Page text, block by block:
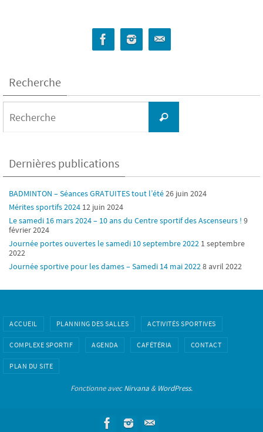
Recherche
Recherche
Dernières publications
BADMINTON – Séances GRATUITES tout l’été26 juin 2024
Mérites sportifs 2024 12 juin 2024
Le samedi 16 mars 2024 – 10 ans du Centre sportif des Ascenseurs ! 9
février 2024
Journée portes ouvertes le samedi 10 septembre 2022 1 septembre
2022
Journée sportive pour les dames – Samedi 14 mai 20228 avril 2022
ACCUEIL PLANNING DES SALLES ACTIVITÉS SPORTIVES
COMPLEXE SPORTIF AGENDA CAFÉTÉRIA CONTACT
PLAN DU SITE
Fonctionne avecNirvana & WordPress.